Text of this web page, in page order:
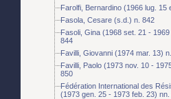
Farolfi, Bernardino (1966 lug. 15
Fasola, Cesare (s.d.) n. 842
Fasoli, Gina (1968 set. 21 -
844
Favilli, Giovanni (1974 mar. 13)
Favilli, Paolo (1973 nov. 10 -
850
Fédération International des
(1973 gen. 25 - 1973 feb. 23)